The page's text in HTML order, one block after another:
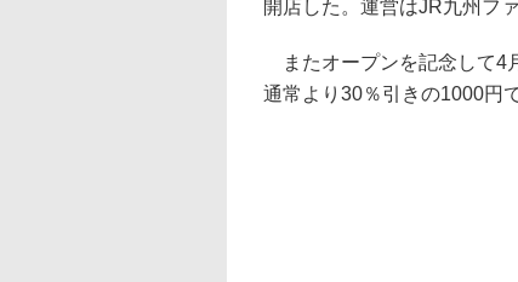
開店した。運営はJR九州フ
またオープンを記念して4
通常より30％引きの1000円